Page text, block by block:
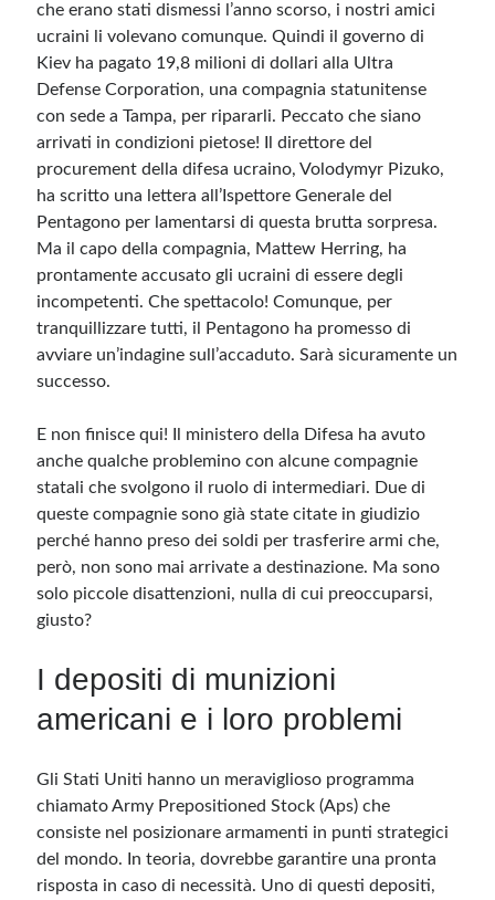
che erano stati dismessi l’anno scorso, i nostri amici
ucraini li volevano comunque. Quindi il governo di
Kiev ha pagato 19,8 milioni di dollari alla Ultra
Defense Corporation, una compagnia statunitense
con sede a Tampa, per ripararli. Peccato che siano
arrivati in condizioni pietose! Il direttore del
procurement della difesa ucraino, Volodymyr Pizuko,
ha scritto una lettera all’Ispettore Generale del
Pentagono per lamentarsi di questa brutta sorpresa.
Ma il capo della compagnia, Mattew Herring, ha
prontamente accusato gli ucraini di essere degli
incompetenti. Che spettacolo! Comunque, per
tranquillizzare tutti, il Pentagono ha promesso di
avviare un’indagine sull’accaduto. Sarà sicuramente un
successo.
E non finisce qui! Il ministero della Difesa ha avuto
anche qualche problemino con alcune compagnie
statali che svolgono il ruolo di intermediari. Due di
queste compagnie sono già state citate in giudizio
perché hanno preso dei soldi per trasferire armi che,
però, non sono mai arrivate a destinazione. Ma sono
solo piccole disattenzioni, nulla di cui preoccuparsi,
giusto?
I depositi di munizioni
americani e i loro problemi
Gli Stati Uniti hanno un meraviglioso programma
chiamato Army Prepositioned Stock (Aps) che
consiste nel posizionare armamenti in punti strategici
del mondo. In teoria, dovrebbe garantire una pronta
risposta in caso di necessità. Uno di questi depositi,